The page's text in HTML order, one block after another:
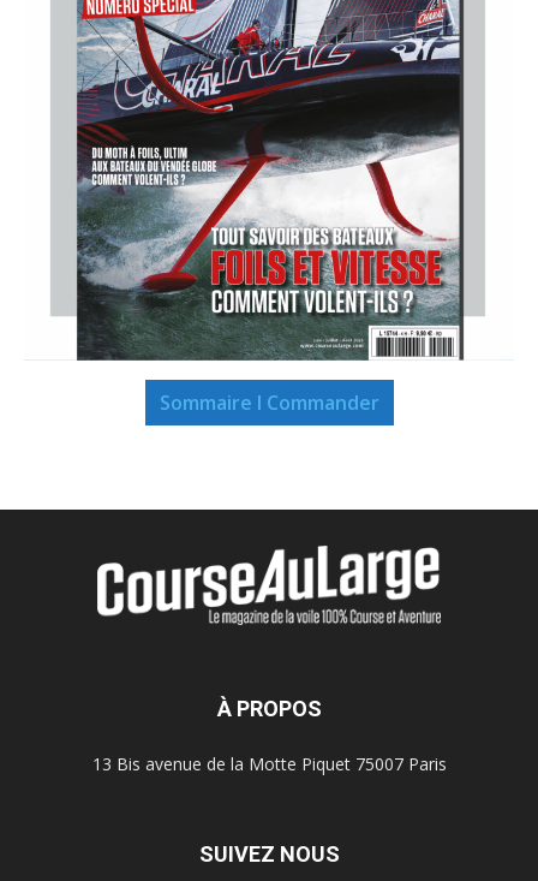
Sommaire I Commander
À PROPOS
13 Bis avenue de la Motte Piquet 75007 Paris
SUIVEZ NOUS